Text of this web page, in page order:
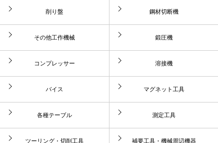
削り盤 鋼材切断機
その他工作機械 鍛圧機
コンプレッサー 溶接機
バイス マグネット工具
各種テーブル 測定工具
ツーリング・切削工具 補要工具・機械周辺機器